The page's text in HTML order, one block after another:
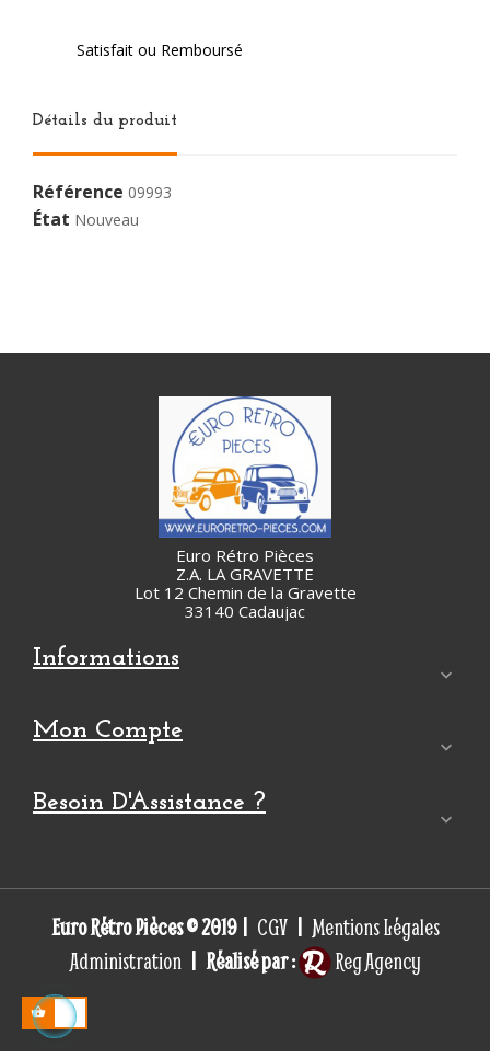
Satisfait ou Remboursé
Détails du produit
Référence 09993
État Nouveau
Euro Rétro Pièces
Z.A. LA GRAVETTE
Lot 12 Chemin de la Gravette
33140 Cadaujac
Informations

Mon Compte

Besoin D'Assistance ?

Euro Rétro Pièces © 2019 | CGV| Mentions Légales
Administration | Réalisé par : Reg Agency